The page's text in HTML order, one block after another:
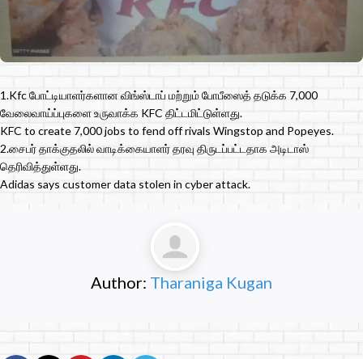
1.Kfc போட்டியாளர்களான விங்ஸ்டாப் மற்றும் போபீஸைத் தடுக்க 7,000
வேலைவாய்ப்புகளை உருவாக்க KFC திட்டமிட்டுள்ளது.
KFC to create 7,000 jobs to fend off rivals Wingstop and Popeyes.
2.சைபர் தாக்குதலில் வாடிக்கையாளர் தரவு திருடப்பட்டதாக அடிடாஸ்
தெரிவித்துள்ளது.
Adidas says customer data stolen in cyber attack.
Author: Tharaniga Kugan